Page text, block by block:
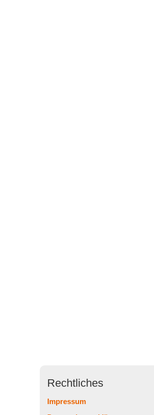
Rechtliches
Impressum